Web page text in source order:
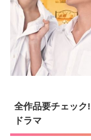
全作品要チェック
ドラマ